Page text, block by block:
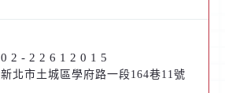
02-22612015
新北市土城區學府路一段164巷11號